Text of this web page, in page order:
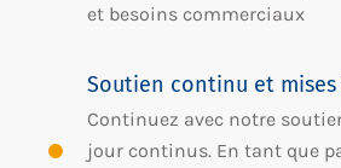
et besoins commerciaux
Soutien continu et
Continuez avec notre
jour continus. En tant que